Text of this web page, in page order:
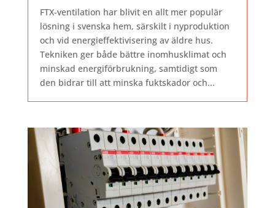
FTX-ventilation har blivit en allt mer populär
lösning i svenska hem, särskilt i nyproduktion
och vid energieffektivisering av äldre hus.
Tekniken ger både bättre inomhusklimat och
minskad energiförbrukning, samtidigt som
den bidrar till att minska fuktskador och...